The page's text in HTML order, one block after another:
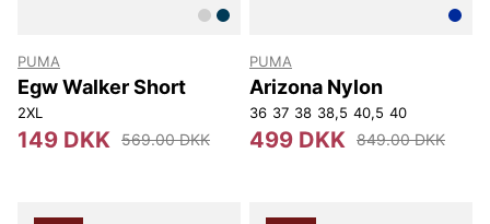
PUMA
Egw Walker Short
2XL
149 DKK 569.00 DKK
PUMA
Arizona Nylon
36 37 38 38,5 40,5 40
499 DKK 849.00 DKK